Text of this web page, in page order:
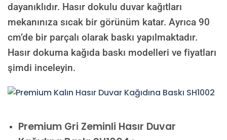
dayanıklıdır. Hasır dokulu duvar kağıtları
mekanınıza sıcak bir görünüm katar. Ayrıca 90
cm’de bir parçalı olarak baskı yapılmaktadır.
Hasır dokuma kağıda baskı modelleri ve fiyatları
şimdi inceleyin.
Premium Gri Zeminli Hasır Duvar